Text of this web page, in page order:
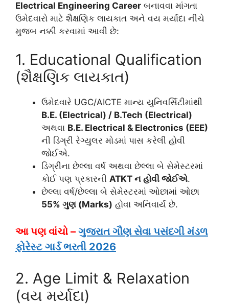
Electrical Engineering Career બનાવવા માંગતા
ઉમેદવારો માટે શૈક્ષણિક લાયકાત અને વય મર્યાદા નીચે
મુજબ નક્કી કરવામાં આવી છે:
1. Educational Qualification
(શૈક્ષણિક લાયકાત)
ઉમેદવારે UGC/AICTE માન્ય યુનિવર્સિટીમાંથી
B.E. (Electrical) / B.Tech (Electrical)
અથવા B.E. Electrical & Electronics (EEE)
ની ડિગ્રી રેગ્યુલર મોડમાં પાસ કરેલી હોવી
જોઈએ.
ડિગ્રીના છેલ્લા વર્ષ અથવા છેલ્લા બે સેમેસ્ટરમાં
કોઈ પણ પ્રકારની ATKT ન હોવી જોઈએ.
છેલ્લા વર્ષ/છેલ્લા બે સેમેસ્ટરમાં ઓછામાં ઓછા
55% ગુણ (Marks) હોવા અનિવાર્ય છે.
આ પણ વાંચો – ગુજરાત ગૌણ સેવા પસંદગી મંડળ
ફોરેસ્ટ ગાર્ડ ભરતી 2026
2. Age Limit & Relaxation
(વય મર્યાદા)